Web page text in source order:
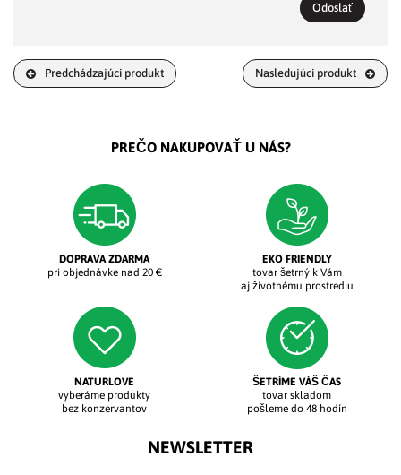
Odoslať
Predchádzajúci produkt Nasledujúci produkt
PREČO NAKUPOVAŤ U NÁS?
DOPRAVA ZDARMA
pri objednávke nad 20 €
EKO FRIENDLY
tovar šetrný k Vám
aj životnému prostrediu
NATURLOVE
vyberáme produkty
bez konzervantov
ŠETRÍME VÁŠ ČAS
tovar skladom
pošleme do 48 hodín
NEWSLETTER